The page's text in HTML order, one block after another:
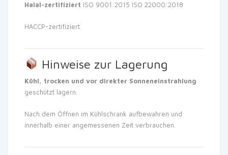
Halal-zertifiziert ISO 9001:2015 ISO 22000:2018
HACCP-zertifiziert
Hinweise zur Lagerung
Kühl, trocken und vor direkter Sonneneinstrahlung
geschützt lagern.
Nach dem Öffnen im Kühlschrank aufbewahren und
innerhalb einer angemessenen Zeit verbrauchen.